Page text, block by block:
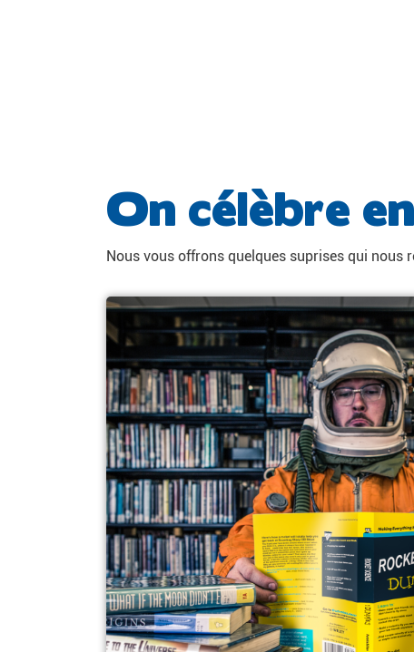
On célèbre
Nous vous offrons quelques suprises qui nous